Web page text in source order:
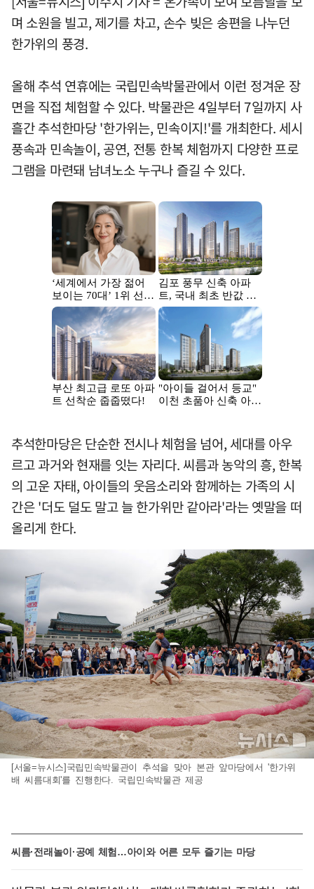
며 소원을 빌고, 제기를 차고, 손수 빚은 송편을 나누던
한가위의 풍경.
올해 추석 연휴에는 국립민속박물관에서 이런 정겨운 장
면을 직접 체험할 수 있다. 박물관은 4일부터 7일까지 사
흘간 추석한마당 '한가위는, 민속이지!'를 개최한다. 세시
풍속과 민속놀이, 공연, 전통 한복 체험까지 다양한 프로
그램을 마련돼 남녀노소 누구나 즐길 수 있다.
추석한마당은 단순한 전시나 체험을 넘어, 세대를 아우
르고 과거와 현재를 잇는 자리다. 씨름과 농악의 흥, 한복
의 고운 자태, 아이들의 웃음소리와 함께하는 가족의 시
간은 '더도 덜도 말고 늘 한가위만 같아라'라는 옛말을 떠
올리게 한다.
[서울=뉴시스]국립민속박물관이 추석을 맞아 본관 앞마당에서 '한가위
배 씨름대회'를 진행한다. 국립민속박물관 제공
씨름·전래놀이·공예 체험…아이와 어른 모두 즐기는 마당